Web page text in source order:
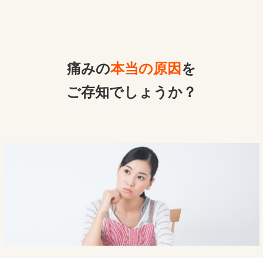
痛みの本当の原因 を
ご存知でしょうか？